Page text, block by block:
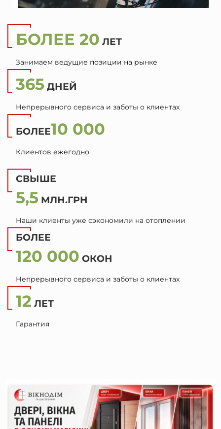
БОЛЕЕ 20 ЛЕТ
Занимаем ведущие позиции на рынке
365 ДНЕЙ
Непрерывного сервиса и заботы о клиентах
БОЛЕЕ10 000
Клиентов ежегодно
СВЫШЕ
5,5 МЛН.ГРН
Наши клиенты уже сэкономили на отоплении
БОЛЕЕ
120 000 ОКОН
Непрерывного сервиса и заботы о клиентах
12 ЛЕТ
Гарантия